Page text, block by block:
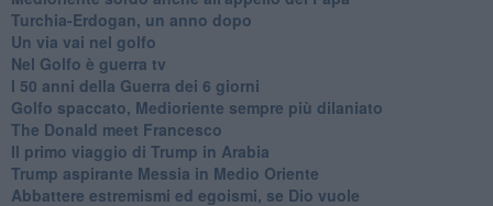
Turchia-Erdogan, un anno dopo
Un via vai nel golfo
Nel Golfo è guerra tv
I 50 anni della Guerra dei 6 giorni
Golfo spaccato, Medioriente sempre più dilaniato
The Donald meet Francesco
Il primo viaggio di Trump in Arabia
Trump aspirante Messia in Medio Oriente
Abbattere estremismi ed egoismi, se Dio vuole